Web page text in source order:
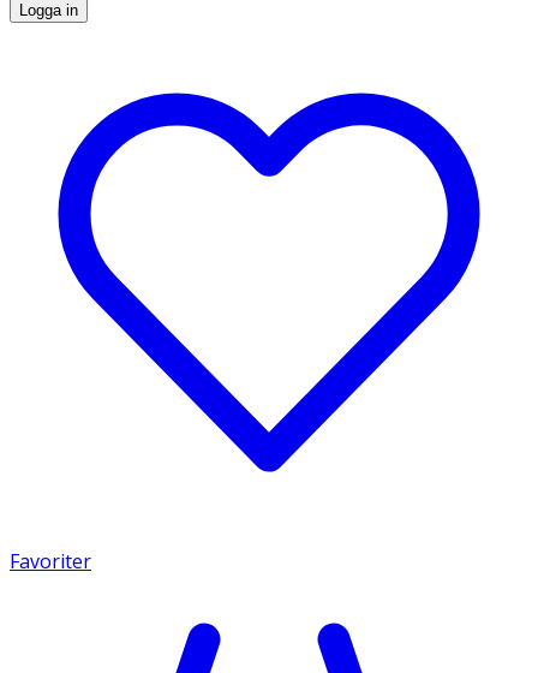
Logga in
Favoriter